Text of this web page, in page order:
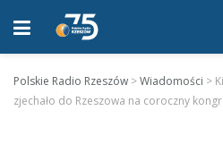
Polskie Radio Rzeszów >Wiadomości >
zjechało do Rzeszowa na coroczny